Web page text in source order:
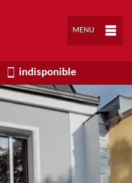
MENU
indisponible